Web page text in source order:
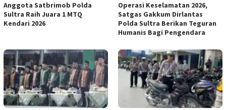
Anggota Satbrimob Polda
Sultra Raih Juara 1 MTQ
Kendari 2026
Operasi Keselamatan 2026,
Satgas Gakkum Dirlantas
Polda Sultra Berikan Teguran
Humanis Bagi Pengendara